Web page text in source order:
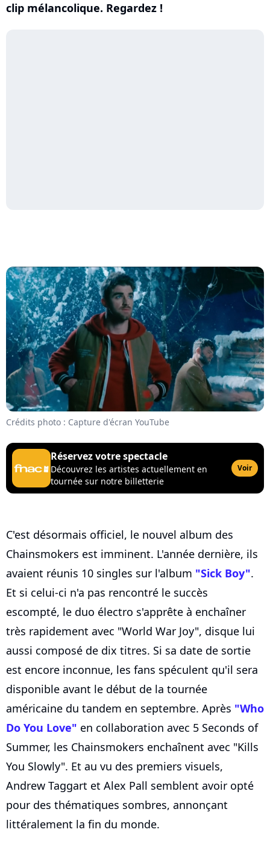
clip mélancolique. Regardez !
Crédits photo : Capture d'écran YouTube
Réservez votre spectacle
Découvrez les artistes actuellement en
tournée sur notre billetterie
Voir
C'est désormais officiel, le nouvel album des
Chainsmokers est imminent. L'année dernière, ils
avaient réunis 10 singles sur l'album "Sick Boy".
Et si celui-ci n'a pas rencontré le succès
escompté, le duo électro s'apprête à enchaîner
très rapidement avec "World War Joy", disque lui
aussi composé de dix titres. Si sa date de sortie
est encore inconnue, les fans spéculent qu'il sera
disponible avant le début de la tournée
américaine du tandem en septembre. Après "Who
Do You Love" en collaboration avec 5 Seconds of
Summer, les Chainsmokers enchaînent avec "Kills
You Slowly". Et au vu des premiers visuels,
Andrew Taggart et Alex Pall semblent avoir opté
pour des thématiques sombres, annonçant
littéralement la fin du monde.